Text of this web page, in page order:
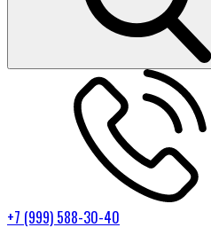
+7 (999) 588-30-40